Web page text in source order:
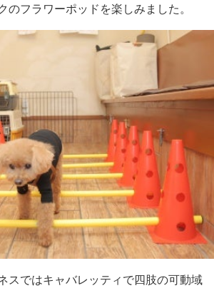
のフラワーポッドを楽しみました。
スではキャバレッティで四肢の可動域